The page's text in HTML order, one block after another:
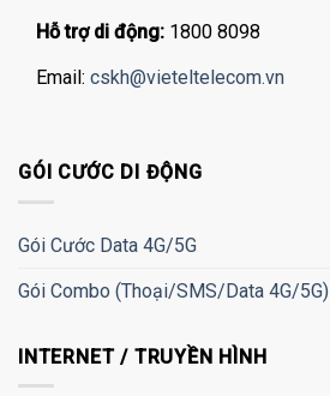
Hỗ trợ di động: 1800 8098
Email: cskh@vieteltelecom.vn
GÓI CƯỚC DI ĐỘNG
Gói Cước Data 4G/5G
Gói Combo (Thoại/SMS/Data 4G/5G)
INTERNET / TRUYỀN HÌNH